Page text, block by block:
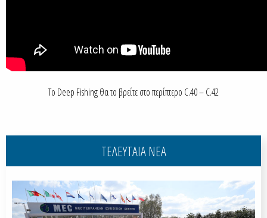
Το Deep Fishing θα το βρείτε στο περίπτερο C.40 – C.42
ΤΕΛΕΥΤΑΙΑ ΝΕΑ